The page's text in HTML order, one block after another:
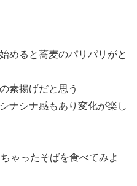
めると蕎麦のパリパリがと
素揚げだと思う
ナシナ感もあり変化が楽し
ゃったそばを食べてみよ